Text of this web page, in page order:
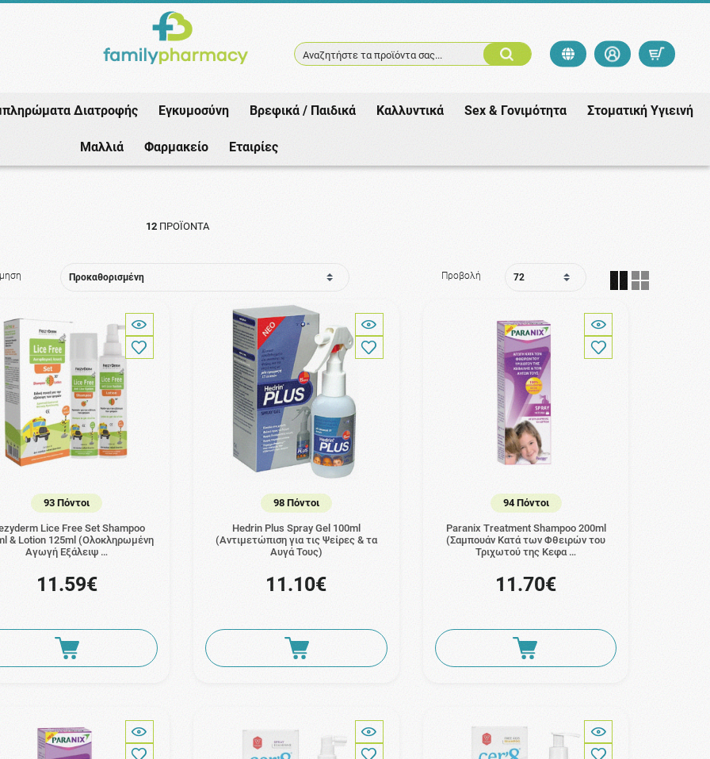
Αναζητήστε τα προϊόντα σας...
Διατροφής Εγκυμοσύνη Βρεφικά / Παιδικά Καλλυντικά Sex & Γονιμότητα Στοματική Υγιεινή
Μαλλιά Φαρμακείο Εταιρίες
Αρχική / Μαλλιά / Αντιφθειρικά Αντιμετώπιση
12 ΠΡΟΪΌΝΤΑ
Προβολή
93 Πόντοι
Lice Free Set Shampoo
& Lotion 125ml (Ολοκληρωμένη
Αγωγή Εξάλειψ …
11.59€
98 Πόντοι
Hedrin Plus Spray Gel 100ml
(Αντιμετώπιση για τις Ψείρες & τα
Αυγά Τους)
11.10€
94 Πόντοι
Paranix Treatment Shampoo 200ml
(Σαμπουάν Κατά των Φθειρών του
Τριχωτού της Κεφα …
11.70€